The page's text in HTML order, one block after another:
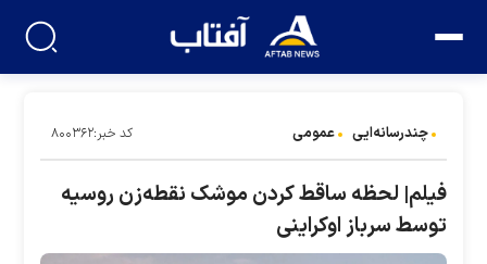
چندرسانه‌ایی عمومی کد خبر:۸۰۰۳۶۲
فیلم| لحظه ساقط کردن موشک نقطه‌زن روسیه
توسط سرباز اوکراینی